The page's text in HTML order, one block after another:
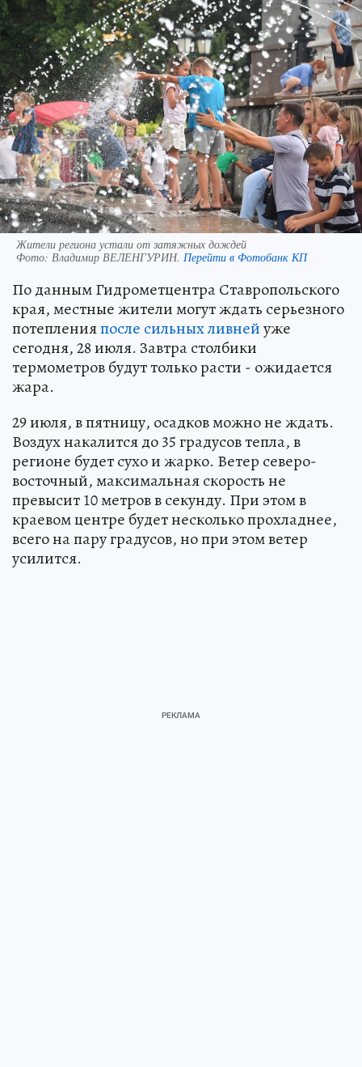
Жители региона устали от затяжных дождей
Фото: Владимир ВЕЛЕНГУРИН. Перейти в Фотобанк КП
По данным Гидрометцентра Ставропольского
края, местные жители могут ждать серьезного
потепленияпосле сильных ливнейуже
сегодня, 28 июля. Завтра столбики
термометров будут только расти - ожидается
жара.
29 июля, в пятницу, осадков можно не ждать.
Воздух накалится до 35 градусов тепла, в
регионе будет сухо и жарко. Ветер северо-
восточный, максимальная скорость не
превысит 10 метров в секунду. При этом в
краевом центре будет несколько прохладнее,
всего на пару градусов, но при этом ветер
усилится.